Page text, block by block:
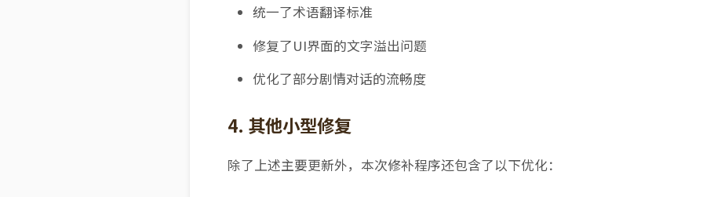
统一了术语翻译标准
修复了UI界面的文字溢出问题
优化了部分剧情对话的流畅度
4. 其他小型修复
除了上述主要更新外，本次修补程序还包含了以下优化：